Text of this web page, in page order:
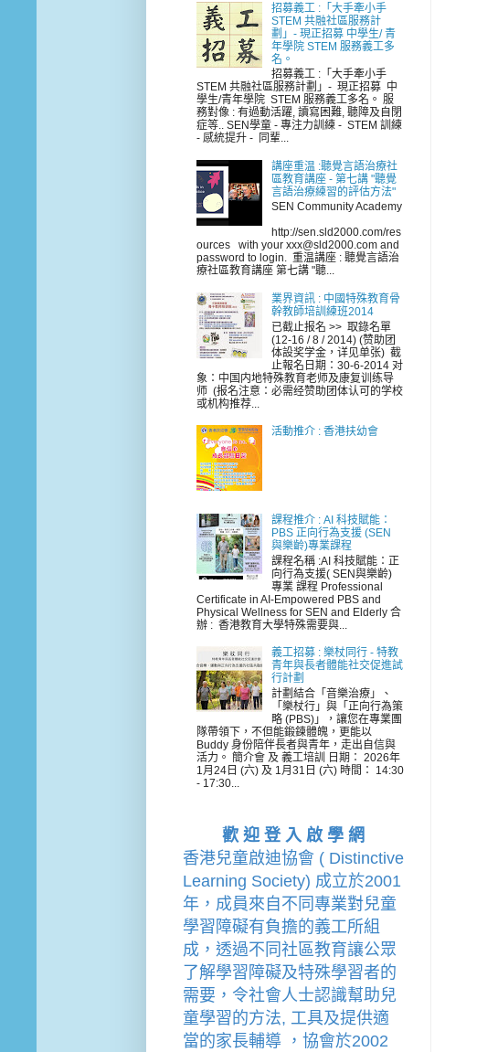
招募義工 :「大手牽小手
STEM 共融社區服務計
劃」- 現正招募 中學生/ 青
年學院 STEM 服務義工多
名。
招募義工 :「大手牽小手
STEM 共融社區服務計劃」- 現正招募 中
學生/青年學院 STEM 服務義工多名。 服
務對像 : 有過動活躍, 讀寫困難, 聽障及自閉
症等.. SEN學童 - 專注力訓練 - STEM 訓練
- 感統提升 - 同輩...
講座重温 :聽覺言語治療社
區教育講座 - 第七講 "聽覺
言語治療練習的評估方法"
SEN Community Academy
http://sen.sld2000.com/res
ources with your xxx@sld2000.com and
password to login. 重温講座 : 聽覺言語治
療社區教育講座 第七講 "聽...
業界資訊 : 中國特殊教育骨
幹教師培訓練班2014
已截止报名 >> 取錄名單
(12-16 / 8 / 2014) (赞助团
体設奖学金，详见单张) 截
止報名日期：30-6-2014 对
象：中国内地特殊教育老师及康复训练导
师 (报名注意：必需经赞助团体认可的学校
或机构推荐...
活動推介 : 香港扶幼會
課程推介 : AI 科技賦能：
PBS 正向行為支援 (SEN
與樂齡)專業課程
課程名稱 :AI 科技賦能：正
向行為支援( SEN與樂齡)
專業 課程 Professional
Certificate in AI-Empowered PBS and
Physical Wellness for SEN and Elderly 合
辦 : 香港教育大學特殊需要與...
義工招募 : 樂杖同行 - 特教
青年與長者體能社交促進試
行計劃
計劃結合「音樂治療」、
「樂杖行」與「正向行為策
略 (PBS)」，讓您在專業團
隊帶領下，不但能鍛鍊體魄，更能以
Buddy 身份陪伴長者與青年，走出自信與
活力。 簡介會 及 義工培訓 日期： 2026年
1月24日 (六) 及 1月31日 (六) 時間： 14:30
- 17:30...
歡 迎 登 入 啟 學 網
香港兒童啟迪協會 ( Distinctive
Learning Society) 成立於2001
年，成員來自不同專業對兒童
學習障礙有負擔的義工所組
成，透過不同社區教育讓公眾
了解學習障礙及特殊學習者的
需要，令社會人士認識幫助兒
童學習的方法, 工具及提供適
當的家長輔導
， 協會於2002